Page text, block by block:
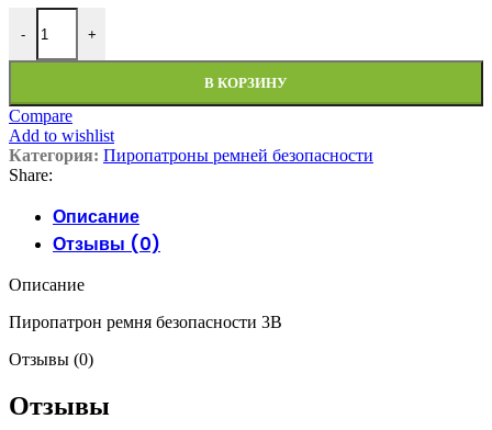
-
Количество товара Пиропатрон ремня безопасности 3B
+
В КОРЗИНУ
Compare
Add to wishlist
Категория: Пиропатроны ремней безопасности
Share:
Описание
Отзывы (0)
Описание
Пиропатрон ремня безопасности 3B
Отзывы (0)
Отзывы